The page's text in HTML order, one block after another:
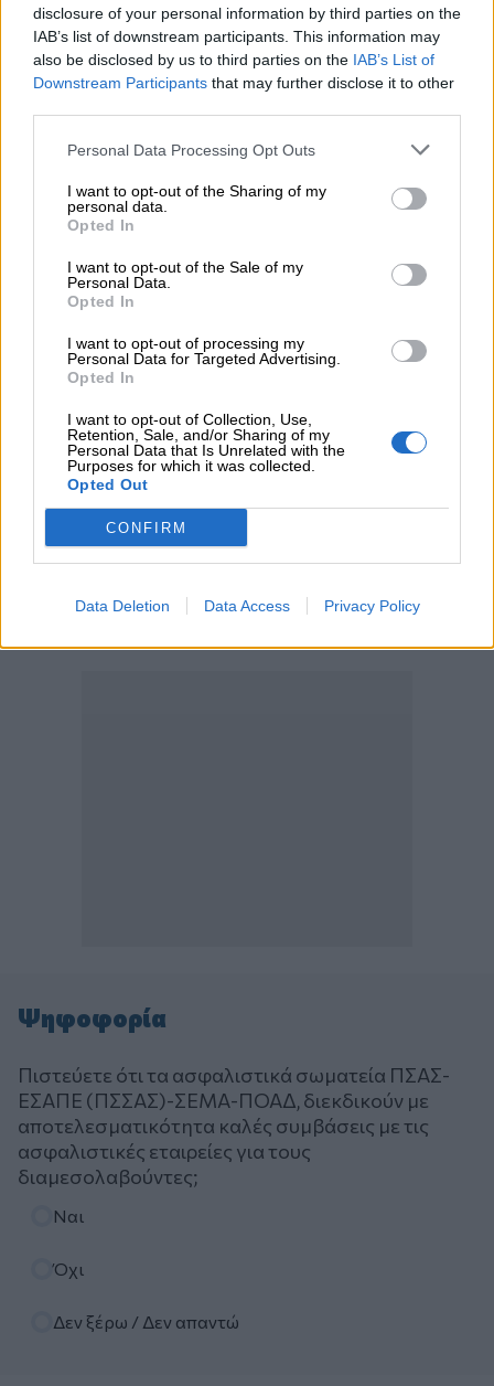
disclosure of your personal information by third parties on the
IAB’s list of downstream participants. This information may
also be disclosed by us to third parties on the IAB’s List of
Downstream Participants that may further disclose it to other
Personal Data Processing Opt Outs
I want to opt-out of the Sharing of my
personal data.
Opted In
I want to opt-out of the Sale of my
Personal Data.
Opted In
I want to opt-out of processing my
Personal Data for Targeted Advertising.
Opted In
I want to opt-out of Collection, Use,
Retention, Sale, and/or Sharing of my
Personal Data that Is Unrelated with the
Purposes for which it was collected.
Opted Out
CONFIRM
Data Deletion Data Access Privacy Policy
Καλοκαιρινό ταξίδι: Οι 8 συμβουλές που αξίζει να δώσει κάθε
ασφαλιστής στους πελάτες του
05.08.2026 - 08:51
στις αγορές, οι «κρυμμένες» αξίες της ΓΕΚ ΤΕΡΝΑ
05.08.2026 - 08:37
Ιωάννης Μπολέτης – ΩΝΑΣΕΙΟ
04.08.2026 - 15:33
ERGO Hellas: Μέτρα στήριξης για τους πληγέντες
ασφαλισμένους της από τις πυρκαγιές
04.08.2026 - 12:40
Τράπεζα Κύπρου: Ενισχυμένες κατά 31% οι ασφαλιστικές
εξάμηνο
04.08.2026 - 11:49
Ινστιτούτο ΟΦΘΑΛΜΟΣ
ΠΕΡΙΣΣΟΤΕΡΑ
Ψηφοφορία
Πιστεύετε ότι τα ασφαλιστικά σωματεία ΠΣΑΣ-
ΕΣΑΠΕ (ΠΣΣΑΣ)-ΣΕΜΑ-ΠΟΑΔ, διεκδικούν με
αποτελεσματικότητα καλές συμβάσεις με τις
ασφαλιστικές εταιρείες για τους
διαμεσολαβούντες;
Ναι
Όχι
Δεν ξέρω / Δεν απαντώ